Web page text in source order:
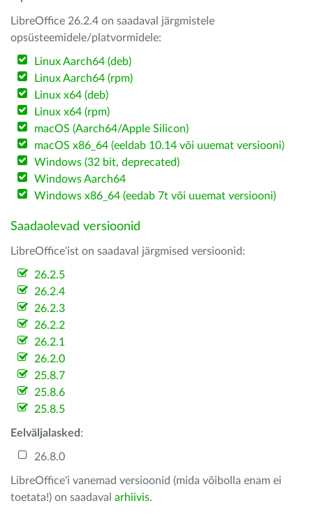
LibreOffice 26.2.4 on saadaval järgmistele
opsüsteemidele/platvormidele:
Linux Aarch64 (deb)
Linux Aarch64 (rpm)
Linux x64 (deb)
Linux x64 (rpm)
macOS (Aarch64/Apple Silicon)
macOS x86_64 (eeldab 10.14 või uuemat versiooni)
Windows (32 bit, deprecated)
Windows Aarch64
Windows x86_64 (eedab 7t või uuemat versiooni)
Saadaolevad versioonid
LibreOffice'ist on saadaval järgmised versioonid:
26.2.5
26.2.4
26.2.3
26.2.2
26.2.1
26.2.0
25.8.7
25.8.6
25.8.5
Eelväljalasked :
26.8.0
LibreOffice'i vanemad versioonid (mida võibolla enam ei
toetata!) on saadaval arhiivis.